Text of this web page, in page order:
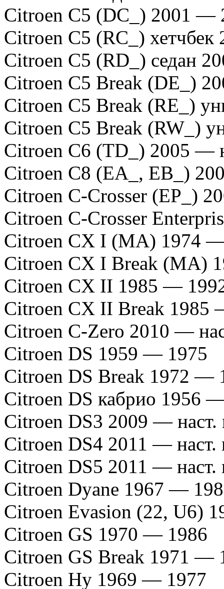
Citroen C5 (DC_) 2001 —
Citroen C5 (RC_)
Citroen C5 (RD_) седан
Citroen C5 Break (DE_)
Citroen C5 Break (RE_)
Citroen C5 Break (RW_)
Citroen C6 (TD_) 2005 —
Citroen C8 (EA_, EB_)
Citroen C-Crosser (EP_)
Citroen C-Crosser
Citroen CX I (MA) 1974
Citroen CX I Break (MA)
Citroen CX II 1985 —
Citroen CX II Break 1985
Citroen C-Zero 2010 —
Citroen DS 1959 — 1975
Citroen DS Break 1972 —
Citroen DS кабрио 1956
Citroen DS3 2009 — наст.
Citroen DS4 2011 — наст.
Citroen DS5 2011 — наст.
Citroen Dyane 1967 —
Citroen Evasion (22, U6)
Citroen GS 1970 — 1986
Citroen GS Break 1971 —
Citroen Hy 1969 — 1977